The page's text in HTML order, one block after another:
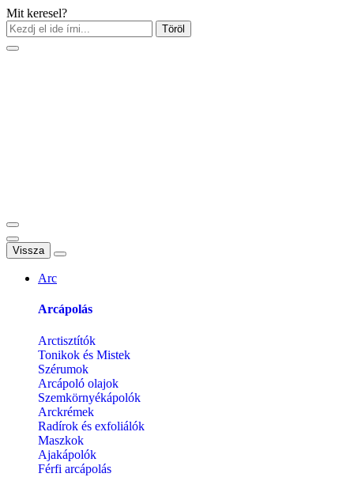
Mit keresel?
Töröl
Vissza
Arc
Arcápolás
Arctisztítók
Tonikok és Mistek
Szérumok
Arcápoló olajok
Szemkörnyékápolók
Arckrémek
Radírok és exfoliálók
Maszkok
Ajakápolók
Férfi arcápolás